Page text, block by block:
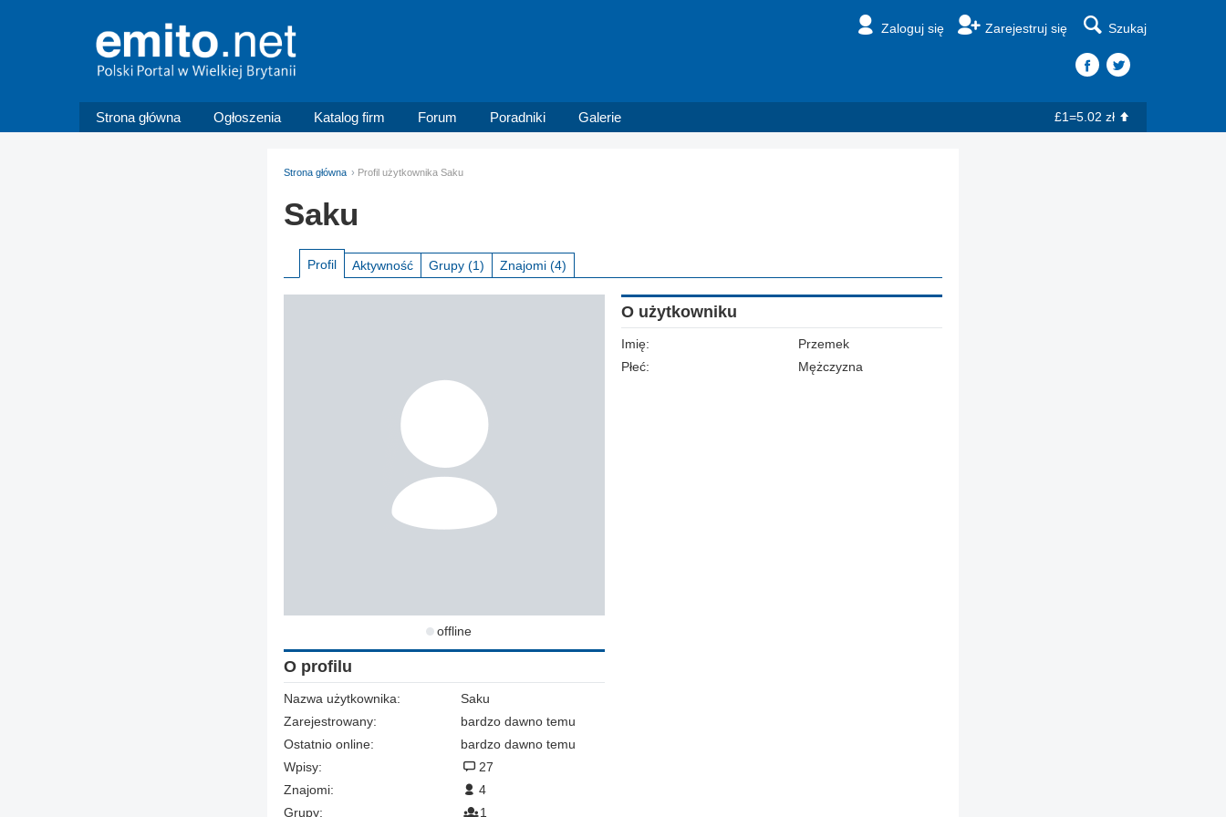
Zaloguj się Zarejestruj się Szukaj
Strona główna Ogłoszenia Katalog firm Forum Poradniki Galerie £1=5.02 zł
Strona główna Profil użytkownika Saku
Saku
Profil Aktywność Grupy (1) Znajomi (4)
offline
O profilu
Nazwa użytkownika:
Saku
Zarejestrowany:
bardzo dawno temu
Ostatnio online:
bardzo dawno temu
Wpisy:
27
Znajomi:
4
Grupy:
1
O użytkowniku
Imię:
Przemek
Płeć:
Mężczyzna